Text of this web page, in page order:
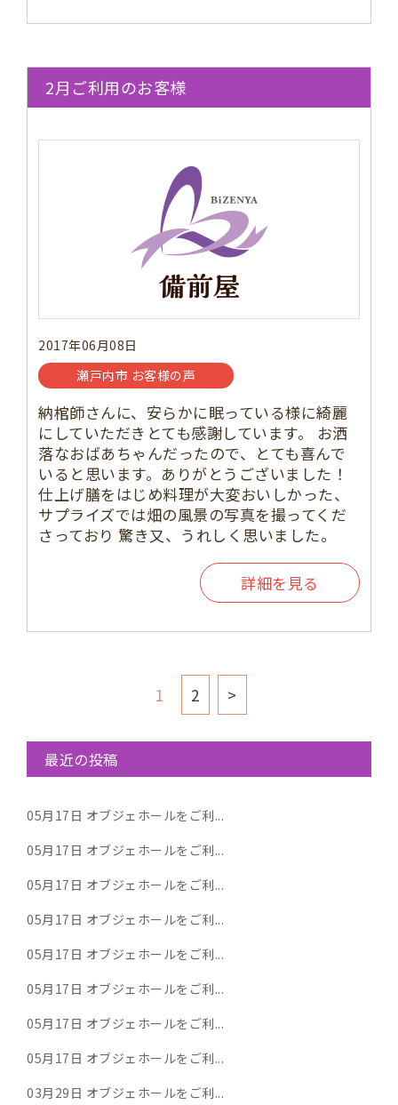
2月ご利用のお客様
2017年06月08日
瀬戸内市 お客様の声
納棺師さんに、安らかに眠っている様に綺麗
にしていただきとても感謝しています。 お洒
落なおばあちゃんだったので、とても喜んで
いると思います。ありがとうございました！
仕上げ膳をはじめ料理が大変おいしかった、
サプライズでは畑の風景の写真を撮ってくだ
さっており 驚き又、うれしく思いました。
詳細を見る
1 2 >
最近の投稿
05月17日 オブジェホールをご利...
05月17日 オブジェホールをご利...
05月17日 オブジェホールをご利...
05月17日 オブジェホールをご利...
05月17日 オブジェホールをご利...
05月17日 オブジェホールをご利...
05月17日 オブジェホールをご利...
05月17日 オブジェホールをご利...
03月29日 オブジェホールをご利...